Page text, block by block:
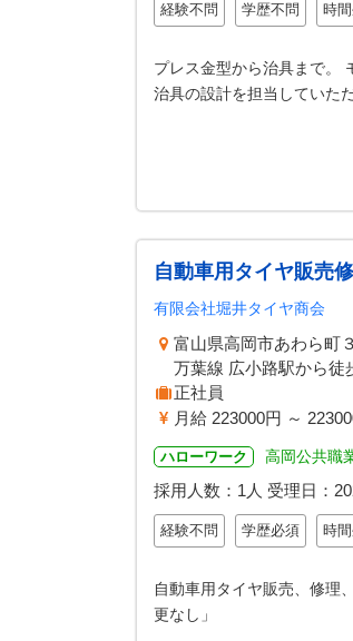
経験不問 学歴不問 時
プレス金型から治具まで。
治具の設計を担当していた
自動車用タイヤ販売
有限会社堀井タイヤ商会
富山県高岡市あわら
万葉線 広小路駅から徒
正社員
月給 223000円 ～
ハローワーク 高岡公共職
採用人数：1人 受理日：
経験不問 学歴必須 時
自動車用タイヤ販売、修理
更なし」